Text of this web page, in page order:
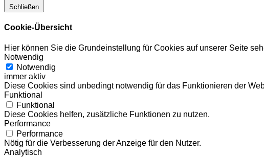
Schließen
Cookie-Übersicht
Hier können Sie die Grundeinstellung für Cookies auf unserer Seite
Notwendig
Notwendig
immer aktiv
Diese Cookies sind unbedingt notwendig für das Funktionieren der
Funktional
Funktional
Diese Cookies helfen, zusätzliche Funktionen zu nutzen.
Performance
Performance
Nötig für die Verbesserung der Anzeige für den Nutzer.
Analytisch